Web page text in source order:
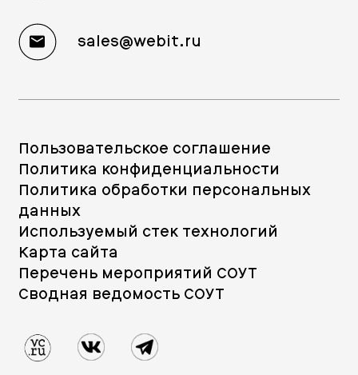
sales@webit.ru
Пользовательское соглашение
Политика конфиденциальности
Политика обработки персональных
данных
Используемый стек технологий
Карта сайта
Перечень мероприятий СОУТ
Сводная ведомость СОУТ